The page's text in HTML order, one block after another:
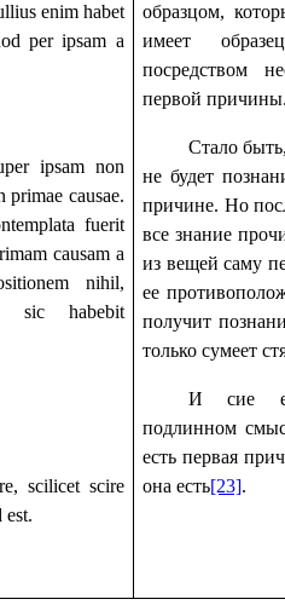
enim habet
per ipsam a
ipsam non
causae.
fuerit
causam a
nihil,
sic habebit
scilicet scire
est.
образцом,
имеет
посредством
первой
Стало
не будет
причине. Но
все знание
из вещей саму
ее
получит
только сумеет
И сие
подлинном
есть первая
она есть[23].